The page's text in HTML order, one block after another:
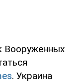
Вооруженных
. Украина